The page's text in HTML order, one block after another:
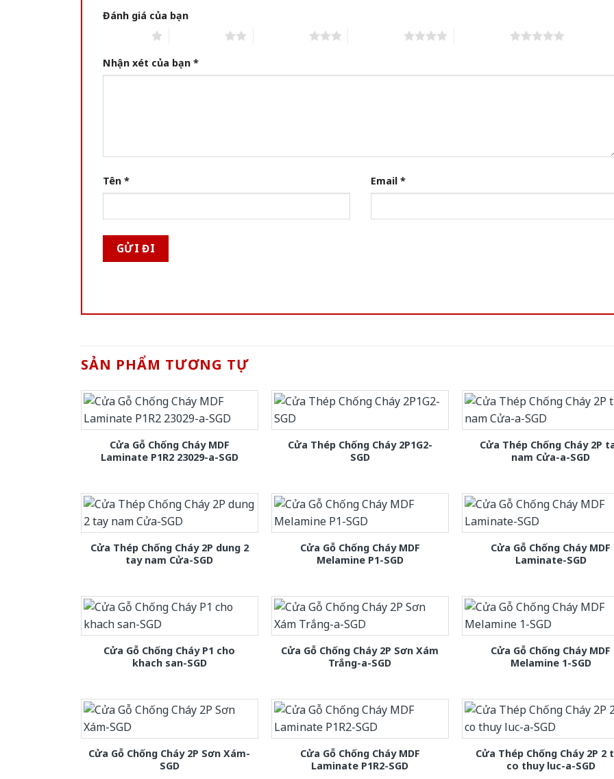
Đánh giá của bạn
Nhận xét của bạn *
Tên * Email *
SẢN PHẨM TƯƠNG TỰ
Cửa Gỗ Chống Cháy MDF
Laminate P1R2 23029-a-SGD
Cửa Thép Chống Cháy 2P1G2-
SGD
Cửa Thép Chống Cháy 2P
nam Cửa-a-SGD
Cửa Thép Chống Cháy 2P dung 2
tay nam Cửa-SGD
Cửa Gỗ Chống Cháy MDF
Melamine P1-SGD
Cửa Gỗ Chống Cháy MDF
Laminate-SGD
Cửa Gỗ Chống Cháy P1 cho
khach san-SGD
Cửa Gỗ Chống Cháy 2P Sơn Xám
Trắng-a-SGD
Cửa Gỗ Chống Cháy MDF
Melamine 1-SGD
Cửa Gỗ Chống Cháy 2P Sơn Xám-
SGD
Cửa Gỗ Chống Cháy MDF
Laminate P1R2-SGD
Cửa Thép Chống Cháy 2P 2
co thuy luc-a-SGD